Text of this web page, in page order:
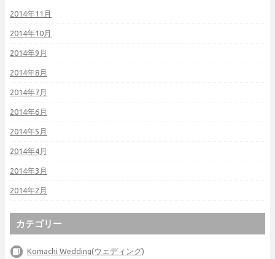
2014年11月
2014年10月
2014年9月
2014年8月
2014年7月
2014年6月
2014年5月
2014年4月
2014年3月
2014年2月
カテゴリー
Komachi Wedding(ウェディング)